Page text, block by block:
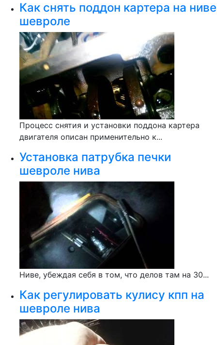
Как снять поддон картера на ниве
шевроле
Процесс снятия и установки поддона картера
двигателя описан применительно к...
Установка патрубка печки
шевроле нива
Ниве, убеждая себя в том, что делов там на 30...
Как регулировать кулису кпп на
шевроле нива